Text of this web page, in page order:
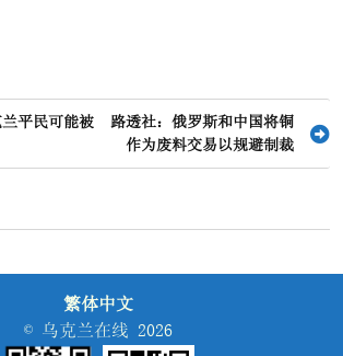
平民可能被
路透社：俄罗斯和中国将铜
作为废料交易以规避制裁
繁体中文
© 乌克兰在线 2026